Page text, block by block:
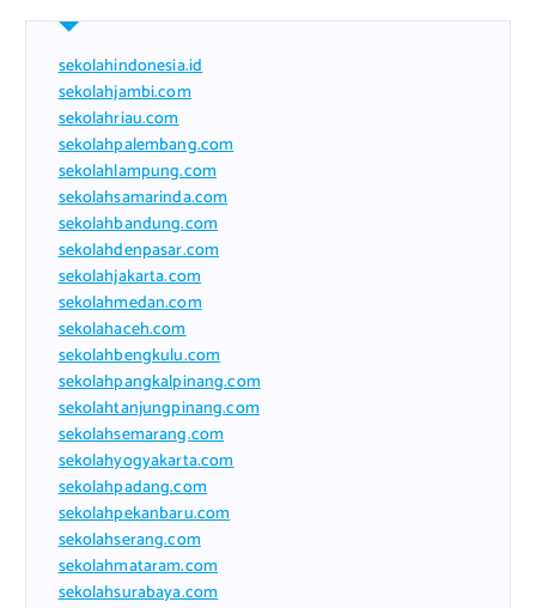
sekolahindonesia.id
sekolahjambi.com
sekolahriau.com
sekolahpalembang.com
sekolahlampung.com
sekolahsamarinda.com
sekolahbandung.com
sekolahdenpasar.com
sekolahjakarta.com
sekolahmedan.com
sekolahaceh.com
sekolahbengkulu.com
sekolahpangkalpinang.com
sekolahtanjungpinang.com
sekolahsemarang.com
sekolahyogyakarta.com
sekolahpadang.com
sekolahpekanbaru.com
sekolahserang.com
sekolahmataram.com
sekolahsurabaya.com